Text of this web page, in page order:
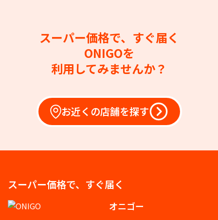
スーパー価格で、すぐ届く
ONIGOを
利用してみませんか？
お近くの店舗を探す
スーパー価格で、すぐ届く
オニゴー